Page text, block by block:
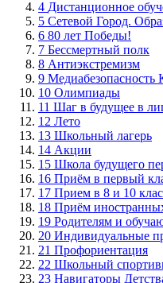
4 Дистанционное
5 Сетевой Город.
6 80 лет Победы!
7 Бессмертный полк
8 Антиэкстремизм
9 Медиабезопасность
10 Олимпиады
11 Шаг в будущее в
12 Лето
13 Школьный лагерь
14 Акции
15 Школа будущего
16 Приём в первый
17 Прием в 8 и 10
18 Приём
19 Родителям и
20 Индивидуальные
21 Профориентация
22 Школьный
23 Навигаторы